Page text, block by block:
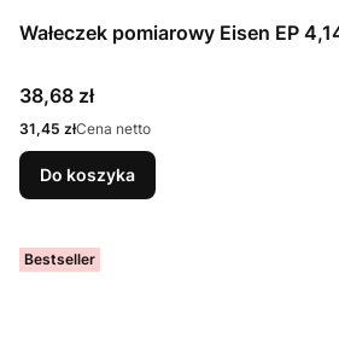
Wałeczek pomiarowy Eisen EP
Cena
38,68 zł
Cena
31,45 złCena netto
Do koszyka
Bestseller